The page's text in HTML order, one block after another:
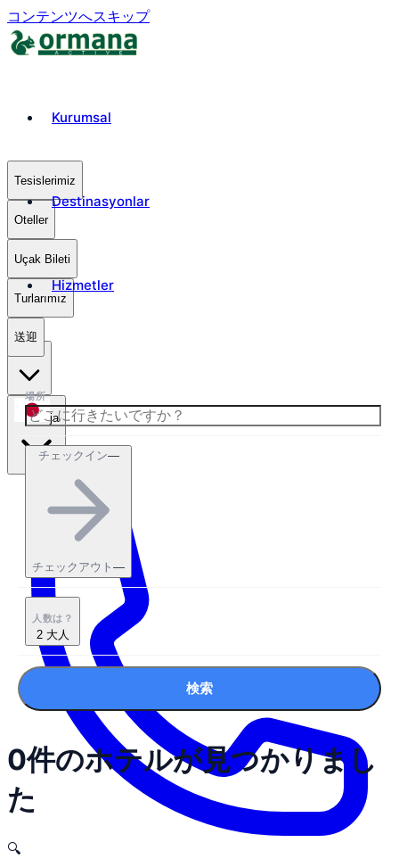
コンテンツへスキップ
Kurumsal
Destinasyonlar
Hizmetler
TRY
ja
Tesislerimiz
Oteller
Uçak Bileti
Turlarımız
送迎
場所
チェックイン—
チェックアウト —
人数は？
2 大人
検索
0件のホテルが見つかりまし
た
🔍